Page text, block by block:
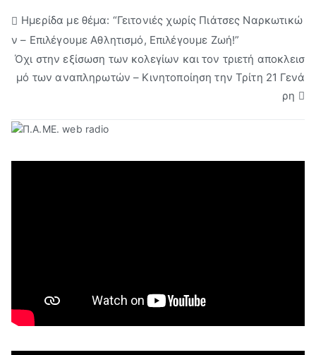
Πλοήγηση
άρθρων
Ημερίδα με θέμα: “Γειτονιές χωρίς Πιάτσες Ναρκωτικώ
ν – Επιλέγουμε Αθλητισμό, Επιλέγουμε Ζωή!”
Όχι στην εξίσωση των κολεγίων και τον τριετή αποκλεισ
μό των αναπληρωτών – Κινητοποίηση την Τρίτη 21 Γενά
ρη